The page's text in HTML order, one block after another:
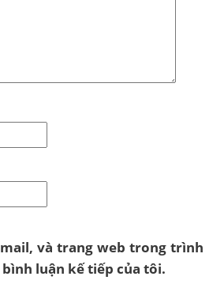
và trang web trong trình
luận kế tiếp của tôi.